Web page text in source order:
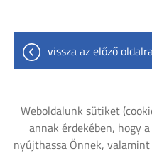
vissza az előző
Oldal információk
Weboldalunk sütiket
annak érdekében, hogy
nyújthassa Önnek,